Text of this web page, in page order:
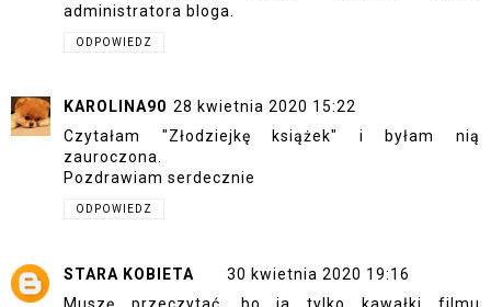
administratora bloga.
ODPOWIEDZ
KAROLINA90 28 kwietnia 2020 15:22
Czytałam "Złodziejkę książek" i byłam nią
zauroczona.
Pozdrawiam serdecznie
ODPOWIEDZ
STARA KOBIETA
30 kwietnia 2020 19:16
Muszę przeczytać, bo ja tylko kawałki filmu